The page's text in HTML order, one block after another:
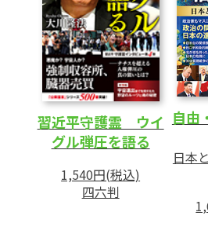
習近平守護霊 ウイ
グル弾圧を語る
1,540円(税込)
四六判
自由
日本